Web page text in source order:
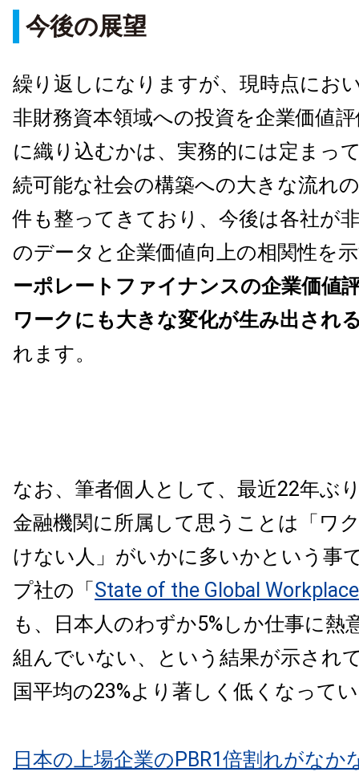
今後の展望
繰り返しになりますが、現時点にお
非財務資本領域への投資を企業価値
に織り込むかは、実務的には定まっ
続可能な社会の構築への大きな流れ
件も整ってきており、今後は各社が
のデータと企業価値向上の相関性を
ーポレートファイナンスの企業価値
ワークにも大きな変化が生み出され
れます。
なお、筆者個人として、最近22年ぶ
金融機関に所属して思うことは「ワ
けない人」がいかに多いかという事
プ社の「 State of the Global
も、日本人のわずか5%しか仕事に熱
組んでいない、という結果が示され
国平均の23%より著しく低くなって
日本の上場企業のPBR1倍割れがなか